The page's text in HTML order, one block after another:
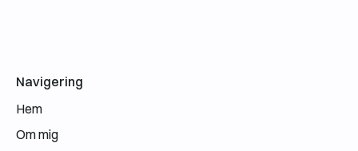
Navigering
Hem
Om mig